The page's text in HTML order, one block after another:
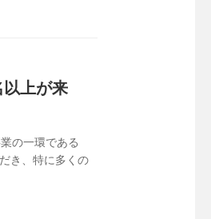
以上が来
の一環である
き、特に多くの